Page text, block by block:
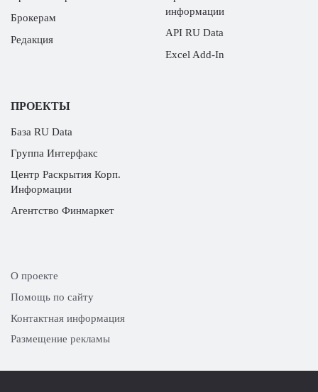
Брокерам
Редакция
информации
API RU Data
Excel Add-In
ПРОЕКТЫ
База RU Data
Группа Интерфакс
Центр Раскрытия Корп.
Информации
Агентство Финмаркет
О проекте
Помощь по сайту
Контактная информация
Размещение рекламы